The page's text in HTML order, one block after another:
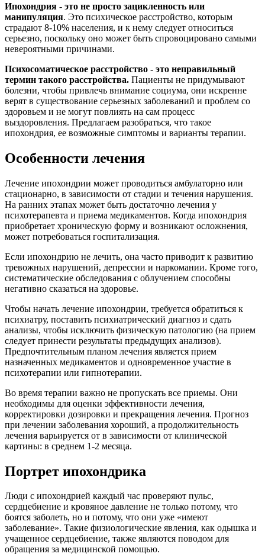
Ипохондрия - это не просто зацикленность или
манипуляция. Это психическое расстройство, которым
страдают 8-10% населения, и к нему следует относиться
серьезно, поскольку оно может быть спровоцировано самыми
невероятными причинами.
Психосоматическое расстройство - это неправильный
термин такого расстройства. Пациенты не придумывают
болезни, чтобы привлечь внимание социума, они искренне
верят в существование серьезных заболеваний и проблем со
здоровьем и не могут повлиять на сам процесс
выздоровления. Предлагаем разобраться, что такое
ипохондрия, ее возможные симптомы и варианты терапии.
Особенности лечения
Лечение ипохондрии может проводиться амбулаторно или
стационарно, в зависимости от стадии и течения нарушения.
На ранних этапах может быть достаточно лечения у
психотерапевта и приема медикаментов. Когда ипохондрия
приобретает хроническую форму и возникают осложнения,
может потребоваться госпитализация.
Если ипохондрию не лечить, она часто приводит к развитию
тревожных нарушений, депрессии и наркомании. Кроме того,
систематические обследования с облучением способны
негативно сказаться на здоровье.
Чтобы начать лечение ипохондрии, требуется обратиться к
психиатру, поставить психиатрический диагноз и сдать
анализы, чтобы исключить физическую патологию (на прием
следует принести результаты предыдущих анализов).
Предпочтительным планом лечения является прием
назначенных медикаментов и одновременное участие в
психотерапии или гипнотерапии.
Во время терапии важно не пропускать все приемы. Они
необходимы для оценки эффективности лечения,
корректировки дозировки и прекращения лечения. Прогноз
при лечении заболевания хороший, а продолжительность
лечения варьируется от в зависимости от клинической
картины: в среднем 1-2 месяца.
Портрет ипохондрика
Люди с ипохондрией каждый час проверяют пульс,
сердцебиение и кровяное давление не только потому, что
боятся заболеть, но и потому, что они уже «имеют
заболевание». Такие физиологические явления, как одышка и
учащенное сердцебиение, также являются поводом для
обращения за медицинской помощью.